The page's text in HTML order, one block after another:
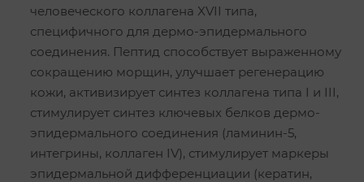
человеческого коллагена XVII типа,
специфичного для дермо-эпидермального
соединения. Пептид способствует выраженному
сокращению морщин, улучшает регенерацию
кожи, активизирует синтез коллагена типа I и III,
стимулирует синтез ключевых белков дермо-
эпидермального соединения (ламинин-5,
интегрины, коллаген IV), стимулирует маркеры
эпидермальной дифференциации (кератин,